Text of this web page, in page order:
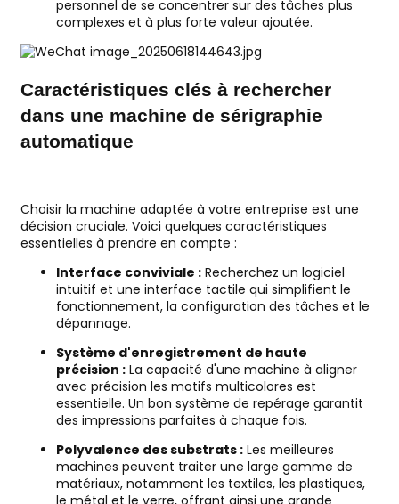
personnel de se concentrer sur des tâches plus
complexes et à plus forte valeur ajoutée.
Caractéristiques clés à rechercher
dans une machine de sérigraphie
automatique
Choisir la machine adaptée à votre entreprise est une
décision cruciale. Voici quelques caractéristiques
essentielles à prendre en compte :
Interface conviviale :Recherchez un logiciel
intuitif et une interface tactile qui simplifient le
fonctionnement, la configuration des tâches et le
dépannage.
Système d'enregistrement de haute
précision :La capacité d'une machine à aligner
avec précision les motifs multicolores est
essentielle. Un bon système de repérage garantit
des impressions parfaites à chaque fois.
Polyvalence des substrats :Les meilleures
machines peuvent traiter une large gamme de
matériaux, notamment les textiles, les plastiques,